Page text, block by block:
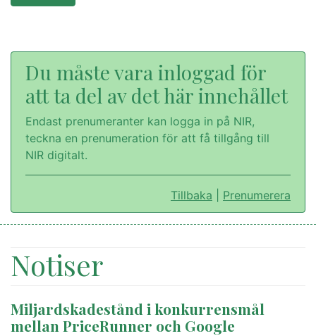
Du måste vara inloggad för
att ta del av det här innehållet
Endast prenumeranter kan logga in på NIR,
teckna en prenumeration för att få tillgång till
NIR digitalt.
Tillbaka Prenumerera
Notiser
Miljardskadestånd i konkurrensmål
mellan PriceRunner och Google